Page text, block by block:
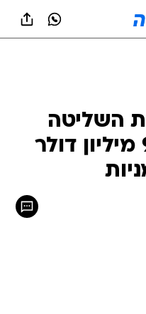
השליטה
באמפל: ישלם 90 מיליון דולר